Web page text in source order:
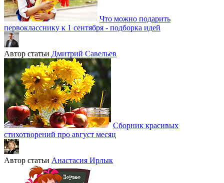
Что можно подарить
первокласснику к 1 сентября - подборка идей
Автор статьи Дмитрий Савельев
Сборник красивых
стихотворений про август месяц
Автор статьи Анастасия Ирлык